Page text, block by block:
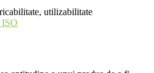
utilizabilitate